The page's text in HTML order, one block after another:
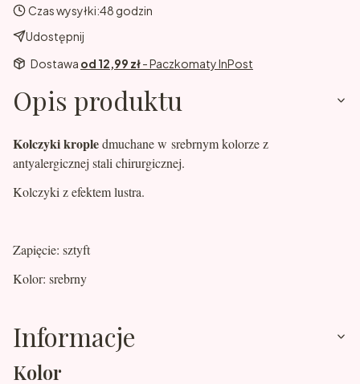
Czas wysyłki:48 godzin
Udostępnij
Dostawa od 12,99 zł- Paczkomaty InPost
Opis produktu
Kolczyki kropledmuchane w srebrnym kolorze z
antyalergicznej stali chirurgicznej.
Kolczyki z efektem lustra.
Zapięcie: sztyft
Kolor: srebrny
Informacje
Kolor